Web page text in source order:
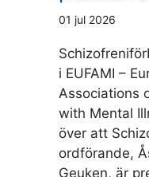
01 jul 2026
i EUFAMI –
Associations
with Mental
över att
ordförande,
Geuken, är